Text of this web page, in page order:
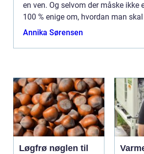
en ven. Og selvom der måske ikke
100 % enige om, hvordan man
massage, så er de...
Annika Sørensen
Løgfrø nøglen til